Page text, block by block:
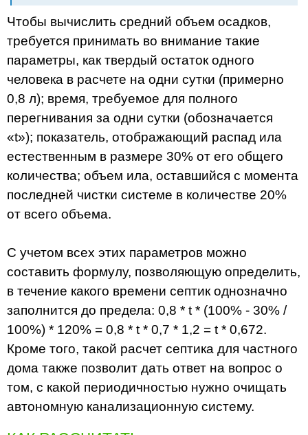
Чтобы вычислить средний объем осадков,
требуется принимать во внимание такие
параметры, как твердый остаток одного
человека в расчете на одни сутки (примерно
0,8 л); время, требуемое для полного
перегнивания за одни сутки (обозначается
«t»); показатель, отображающий распад ила
естественным в размере 30% от его общего
количества; объем ила, оставшийся с момента
последней чистки системе в количестве 20%
от всего объема.
С учетом всех этих параметров можно
составить формулу, позволяющую определить,
в течение какого времени септик однозначно
заполнится до предела: 0,8 * t * (100% - 30% /
100%) * 120% = 0,8 * t * 0,7 * 1,2 = t * 0,672.
Кроме того, такой расчет септика для частного
дома также позволит дать ответ на вопрос о
том, с какой периодичностью нужно очищать
автономную канализационную систему.